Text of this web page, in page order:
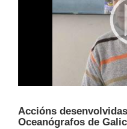
Accións
Oceanógrafos de